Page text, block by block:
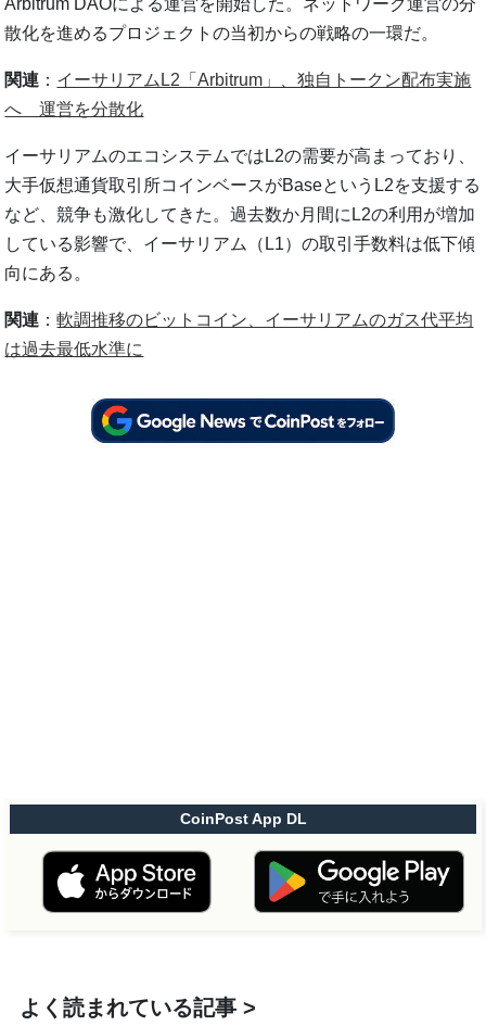
Arbitrum DAOによる運営を開始した。ネットワーク運営の分
散化を進めるプロジェクトの当初からの戦略の一環だ。
関連 ： イーサリアムL2「Arbitrum」、独自トークン配布実施
へ 運営を分散化
イーサリアムのエコシステムではL2の需要が高まっており、
大手仮想通貨取引所コインベースがBaseというL2を支援する
など、競争も激化してきた。過去数か月間にL2の利用が増加
している影響で、イーサリアム（L1）の取引手数料は低下傾
向にある。
関連 ：軟調推移のビットコイン、イーサリアムのガス代平均
は過去最低水準に
CoinPost App DL
よく読まれている記事